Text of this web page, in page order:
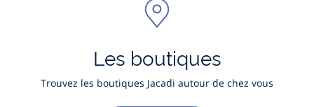
Les boutiques
Trouvez les boutiques Jacadi autour de chez vous